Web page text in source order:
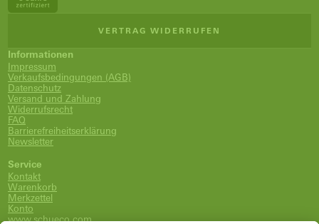
VERTRAG WIDERRUFEN
Informationen
Impressum
Verkaufsbedingungen (AGB)
Datenschutz
Versand und Zahlung
Widerrufsrecht
FAQ
Barrierefreiheitserklärung
Newsletter
Service
Kontakt
Warenkorb
Merkzettel
Konto
www.schueco.com